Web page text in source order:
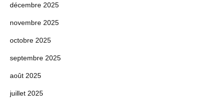
décembre 2025
novembre 2025
octobre 2025
septembre 2025
août 2025
juillet 2025